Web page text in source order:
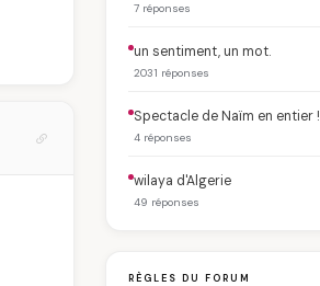
7 réponses
un sentiment, un mot.
2031 réponses
Spectacle de Naïm en entier !
4 réponses
wilaya d'Algerie
49 réponses
RÈGLES DU FORUM